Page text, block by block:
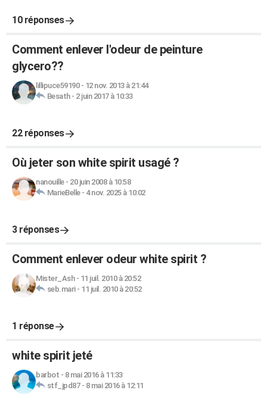
10 réponses
Comment enlever l'odeur de peinture
glycero??
lillipuce59190- 12 nov. 2013 à 21:44
Besath- 2 juin 2017 à 10:33
22 réponses
Où jeter son white spirit usagé ?
nanouille- 20 juin 2008 à 10:58
MarieBelle- 4 nov. 2025 à 10:02
3 réponses
Comment enlever odeur white spirit ?
Mister_Ash- 11 juil. 2010 à 20:52
seb.mari- 11 juil. 2010 à 20:52
1 réponse
white spirit jeté
barbot - 8 mai 2016 à 11:33
stf_jpd87- 8 mai 2016 à 12:11